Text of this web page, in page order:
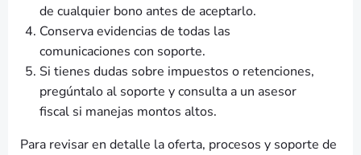
de cualquier bono antes de aceptarlo.
Conserva evidencias de todas las
comunicaciones con soporte.
Si tienes dudas sobre impuestos o retenciones,
pregúntalo al soporte y consulta a un asesor
fiscal si manejas montos altos.
Para revisar en detalle la oferta, procesos y soporte de